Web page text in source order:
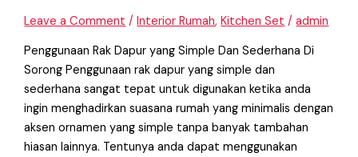
Leave a Comment /Interior Rumah,Kitchen Set /admin
Penggunaan Rak Dapur yang Simple Dan Sederhana Di
Sorong Penggunaan rak dapur yang simple dan
sederhana sangat tepat untuk digunakan ketika anda
ingin menghadirkan suasana rumah yang minimalis dengan
aksen ornamen yang simple tanpa banyak tambahan
hiasan lainnya. Tentunya anda dapat menggunakan